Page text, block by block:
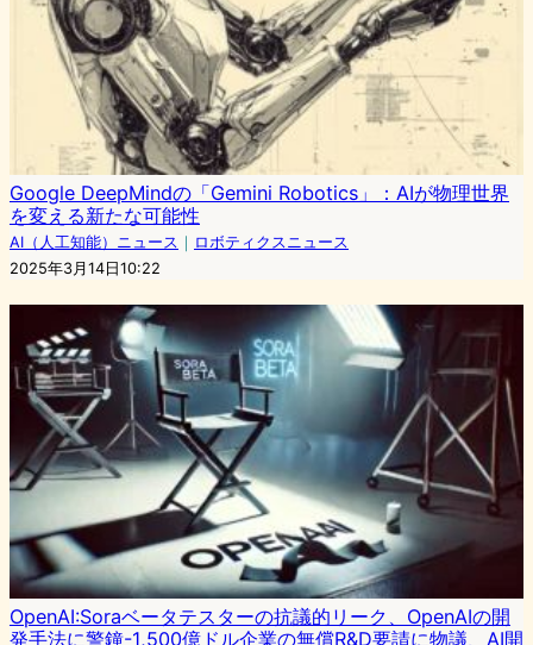
Google DeepMindの「Gemini Robotics」：AIが物理世界
を変える新たな可能性
AI（人工知能）ニュース ｜ ロボティクスニュース
2025年3月14日10:22
OpenAI:Soraベータテスターの抗議的リーク、OpenAIの開
発手法に警鐘-1,500億ドル企業の無償R&D要請に物議、AI開